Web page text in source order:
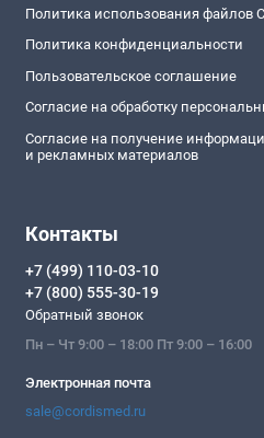
Политика использования файлов
Политика конфиденциальности
Пользовательское соглашение
Согласие на обработку
Согласие на получение
и рекламных материалов
Контакты
+7 (499) 110-03-10
+7 (800) 555-30-19
Обратный звонок
Пн – Чт 9:00 – 18:00 Пт 9:00 – 16:00
Электронная почта
sale@cordismed.ru